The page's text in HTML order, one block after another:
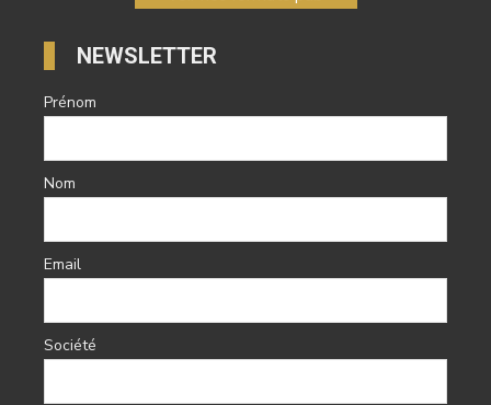
NEWSLETTER
Prénom
Nom
Email
Société